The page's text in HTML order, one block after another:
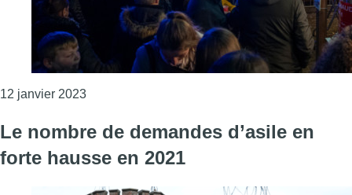
12 janvier 2023Consulter l'article "Affluence, activités, mobilité
Le nombre de demandes d’asile en
forte hausse en 2021